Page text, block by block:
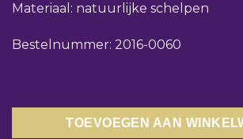
Materiaal: natuurlijke schelpen
Bestelnummer: 2016-0060
TOEVOEGEN AAN